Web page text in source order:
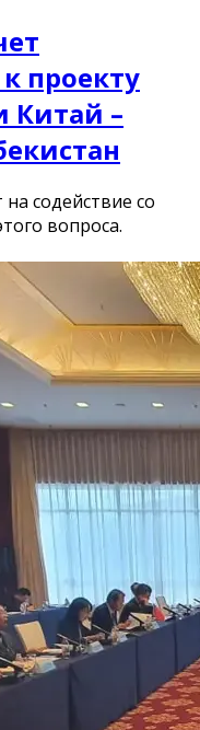
проекту
Китай –
содействие со
вопроса.